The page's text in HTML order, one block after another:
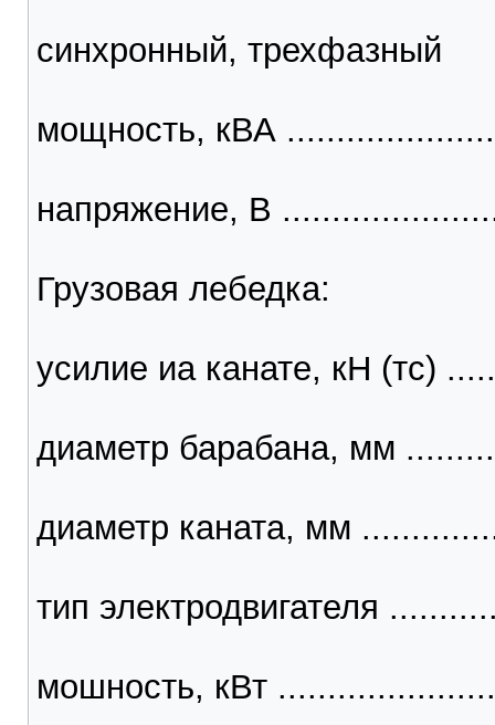
синхронный, трехфазный
мощность, кВА
напряжение, В
Грузовая лебедка:
усилие иа канате, кН (тс)
диаметр барабана, мм
диаметр каната, мм
тип электродвигателя
мошность, кВт